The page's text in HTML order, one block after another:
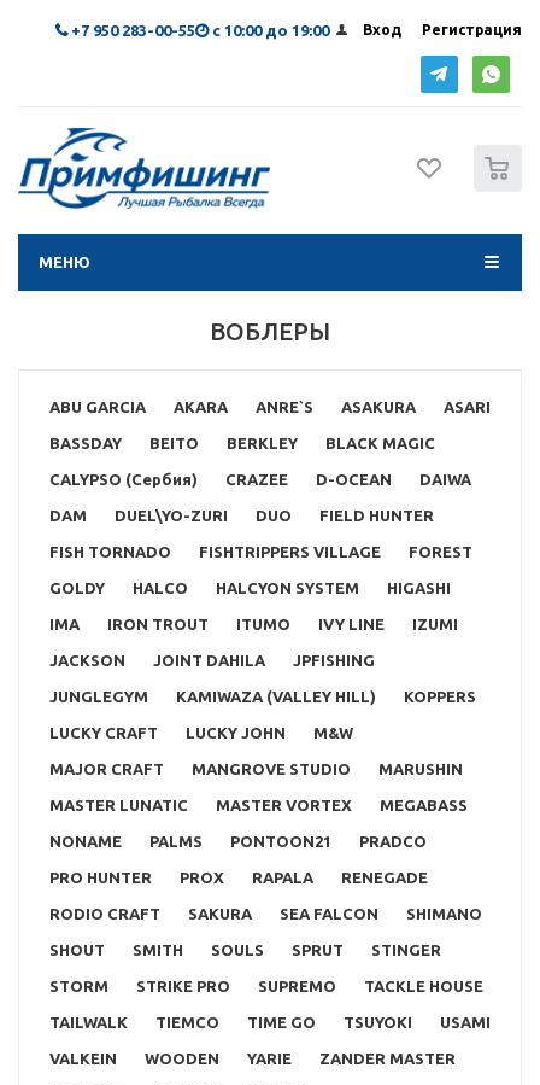
Вход Регистрация
+7 950 283-00-55 с 10:00 до 19:00
МЕНЮ
ВОБЛЕРЫ
ABU GARCIA AKARA ANRE`S ASAKURA ASARI
BASSDAY BEITO BERKLEY BLACK MAGIC
CALYPSO (Сербия) CRAZEE D-OCEAN DAIWA
DAM DUEL\YO-ZURI DUO FIELD HUNTER
FISH TORNADO FISHTRIPPERS VILLAGE FOREST
GOLDY HALCO HALCYON SYSTEM HIGASHI
IMA IRON TROUT ITUMO IVY LINE IZUMI
JACKSON JOINT DAHILA JPFISHING
JUNGLEGYM KAMIWAZA (VALLEY HILL) KOPPERS
LUCKY CRAFT LUCKY JOHN M&W
MAJOR CRAFT MANGROVE STUDIO MARUSHIN
MASTER LUNATIC MASTER VORTEX MEGABASS
NONAME PALMS PONTOON21 PRADCO
PRO HUNTER PROX RAPALA RENEGADE
RODIO CRAFT SAKURA SEA FALCON SHIMANO
SHOUT SMITH SOULS SPRUT STINGER
STORM STRIKE PRO SUPREMO TACKLE HOUSE
TAILWALK TIEMCO TIME GO TSUYOKI USAMI
VALKEIN WOODEN YARIE ZANDER MASTER